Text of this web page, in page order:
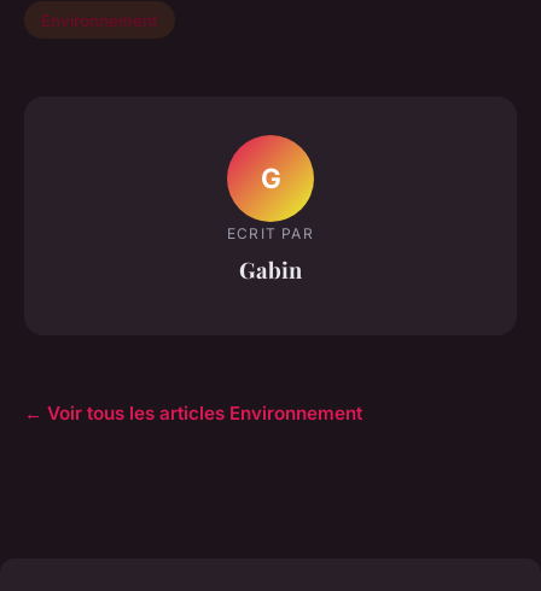
Environnement
G
ECRIT PAR
Gabin
← Voir tous les articles Environnement